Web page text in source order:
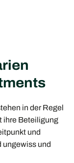
in der Regel
ihre Beteiligung
und
ungewiss und